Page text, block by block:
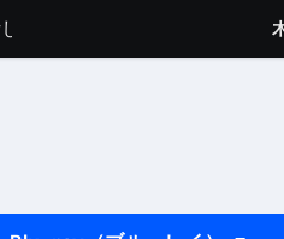
現実に引き戻されるデータで